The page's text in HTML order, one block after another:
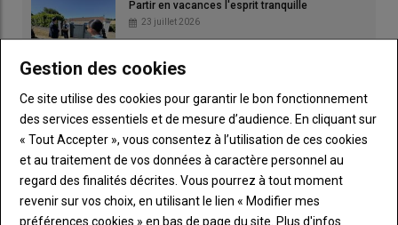
Partir en vacances l'esprit tranquille
23 juillet 2026
28 juillet 2026
Tous " À la ferme c'est Marans ", avec les JA
31 juillet 2026
Gestion des cookies
Ce site utilise des cookies pour garantir le bon fonctionnement
des services essentiels et de mesure d’audience. En cliquant sur
« Tout Accepter », vous consentez à l’utilisation de ces cookies
et au traitement de vos données à caractère personnel au
regard des finalités décrites. Vous pourrez à tout moment
revenir sur vos choix, en utilisant le lien « Modifier mes
préférences cookies » en bas de page du site. Plus d'infos